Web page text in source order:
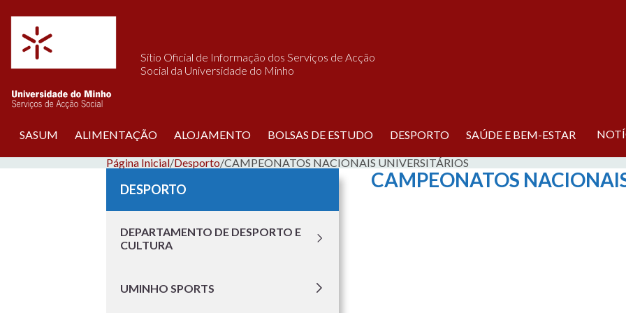
Sítio Oficial de Informação dos Serviços de Acção
Social da Universidade do Minho
SASUM ALIMENTAÇÃO ALOJAMENTO BOLSAS DE ESTUDO DESPORTO SAÚDE E BEM-ESTAR
Página Inicial/Desporto/CAMPEONATOS NACIONAIS UNIVERSITÁRIOS
DESPORTO
DEPARTAMENTO DE DESPORTO E
CULTURA
UMINHO SPORTS
CAMPEONATOS